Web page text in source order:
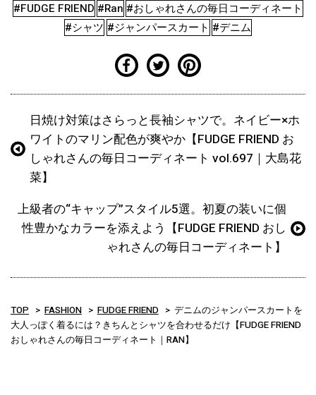
#FUDGE FRIEND #Ran #おしゃれさんの毎日コーディネート
#シャツ #ジャンパースカート #デニム
日焼け対策はさらっと長袖シャツで。ネイビー×ホ
ワイトのマリン配色が爽やか【FUDGE FRIEND お
しゃれさんの毎日コーディネート vol.697｜大島花
菜】
上級者の“キャップ”スタイル5選。初夏の装いに個
性豊かなカラーを添えよう【FUDGE FRIEND おし
ゃれさんの毎日コーディネート】
TOP FASHION FUDGE FRIEND
デニムのジャンパースカートを
大人っぽく着るには？きちんとシャツを合わせるだけ【FUDGE FRIEND
おしゃれさんの毎日コーディネート｜RAN】